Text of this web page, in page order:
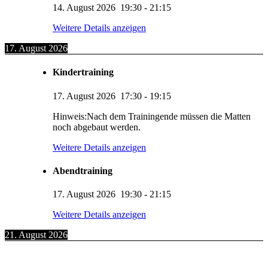
14. August 2026 19:30 - 21:15
Weitere Details anzeigen
17. August 2026
Kindertraining
17. August 2026 17:30 - 19:15
Hinweis:Nach dem Trainingende müssen die Matten
noch abgebaut werden.
Weitere Details anzeigen
Abendtraining
17. August 2026 19:30 - 21:15
Weitere Details anzeigen
21. August 2026